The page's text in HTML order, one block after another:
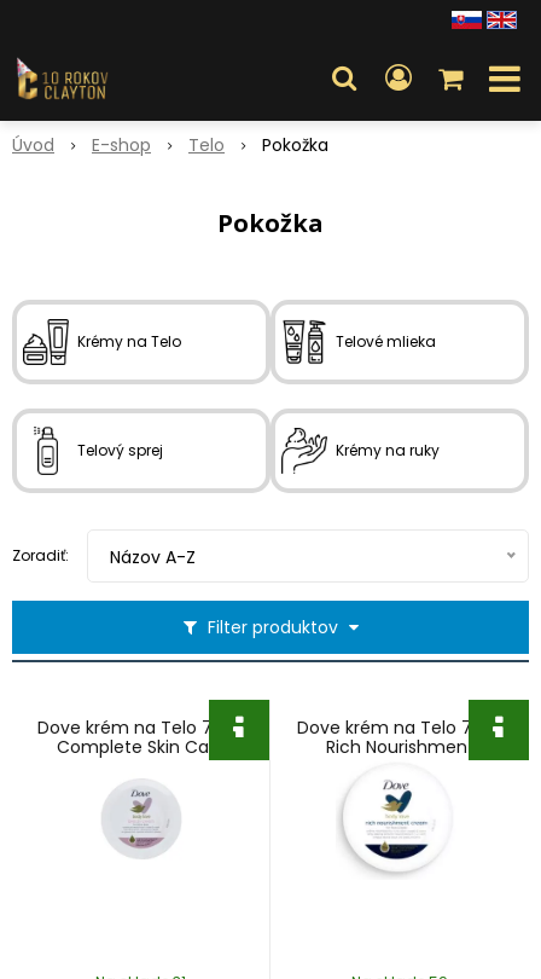
Úvod E-shop Telo Pokožka
Pokožka
Krémy na Telo Telové mlieka
Telový sprej Krémy na ruky
Filter produktov
Zoradiť: Názov A-Z
Dove krém na Telo 75ml
Complete Skin Care
Dove krém na Telo 75ml
Rich Nourishment